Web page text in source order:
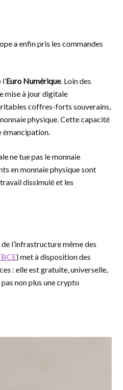
a enfin pris les commandes
Euro Numérique. Loin des
mise à jour digitale
coffres-forts souverains,
physique. Cette capacité
émancipation.
ne tue pas le monnaie
en monnaie physique sont
dissimulé et les
l’infrastructure même des
BCE) met à disposition des
: elle est gratuite, universelle,
pas non plus une crypto